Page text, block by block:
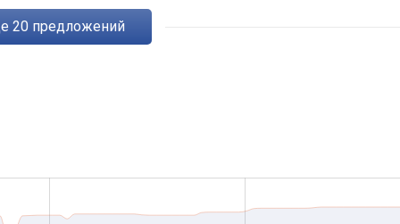
20предложений